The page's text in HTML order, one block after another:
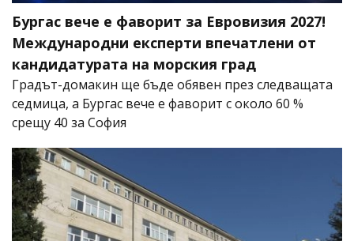
Бургас вече е фаворит за Евровизия 2027!
Международни експерти впечатлени от
кандидатурата на морския град
Градът-домакин ще бъде обявен през следващата
седмица, а Бургас вече е фаворит с около 60 %
срещу 40 за София